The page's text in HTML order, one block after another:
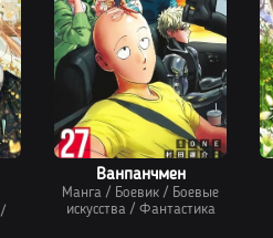
Ванпанчмен
Манга / Боевик / Боевые
искусства/ Фантастика